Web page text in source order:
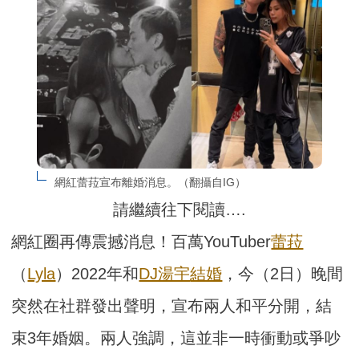
網紅蕾菈宣布離婚消息。（翻攝自IG）
請繼續往下閱讀….
網紅圈再傳震撼消息！百萬YouTuber蕾菈
（Lyla）2022年和DJ湯宇結婚 ，今（2日）晚間
突然在社群發出聲明，宣布兩人和平分開，結
束3年婚姻。兩人強調，這並非一時衝動或爭吵